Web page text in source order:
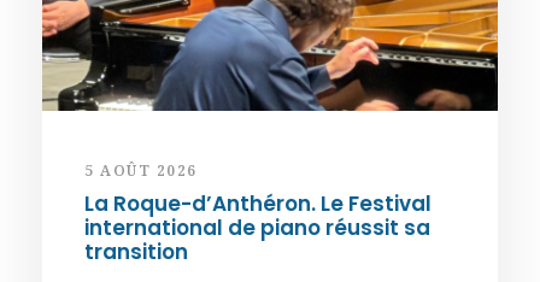
5 AOÛT 2026
La Roque-d’Anthéron. Le Festival
international de piano réussit sa
transition